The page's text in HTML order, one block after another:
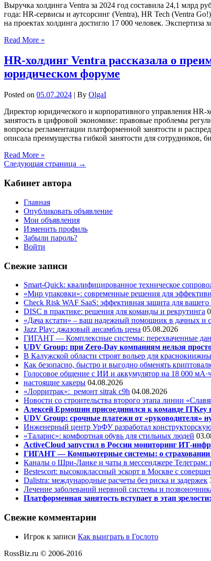
Выручка холдинга Ventra за 2024 год составила 24,1 млрд
года: HR-сервисы и аутсорсинг (Ventra), HR Tech (Ventra
на проектах холдинга достигло 17 000 человек.
Read More »
HR-холдинг Ventra рассказала о
юридическом форуме
Posted on 05.07.2024 | By OlgaI
Директор юридического и корпоративного управления
занятость в цифровой экономике: правовые проблемы
вопросы регламентации платформенной занятости и
описала преимущества гибкой занятости для
Read More »
Следующая страница →
Кабинет автора
Главная
Опубликовать объявление
Мои объявления
Изменить профиль
Забыли пароль?
Войти
Свежие записи
Smart-Quick: квалифицированное техническое
«Мир упаковки»: современные решения для
Check Risk WAF SaaS: эффективная защита для вашего
DISC в практике: решения для команды и рекрутинга
«Дача кстати» – ваш надежный помощник в дачных и
Jazz Play: джазовый ансамбль цена 05.08.2026
ГИГАНТ — Комплексные системы: перехваченные
UDV Group: при Zero-Day компаниям нельзя
В Калужской области строят вольер для
Как безопасно, быстро и выгодно обменять
Голосовое общение с ИИ и аккумулятор на 18 000
настоящие хакеры 04.08.2026
«Лорритрак»: ремонт sitrak c9h 04.08.2026
Новости со строительства второго этапа линии
Алексей Ермошин присоединился к команде ITKey
UDV Group: срочные платежи от «руководителя»
Инженерный центр УрФУ разработал
«Таларис»: комфортная обувь для стильных людей
ActiveCloud запустил в России мониторинг ИТ-
ГИГАНТ — Компьютерные системы: о страховании
Каналы о Шри-Ланке и чаты в мессенджере Телеграм:
Bestescort: высококлассный эскорт в Москве с
Dalistra: международные расчеты без риска и задержек
Лечение заболеваний нервной системы и
Платформенная занятость вступает в этап
Свежие комментарии
Игрок к записи Как выиграть в Гослото
RossBiz.ru © 2006-2016